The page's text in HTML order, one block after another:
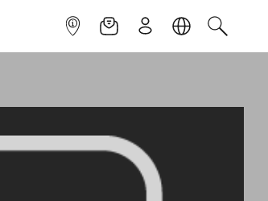
INFOPUNKTNEWSLETTER
ANMELDENSPRACHESUCHEN